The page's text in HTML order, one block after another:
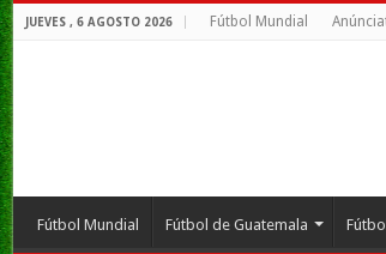
JUEVES , 6 AGOSTO 2026 Fútbol Mundial
Fútbol Mundial Fútbol de Guatemala